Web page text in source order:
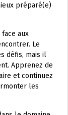
préparé(e)
aux
Le
défis, mais il
Apprenez de
et continuez
les